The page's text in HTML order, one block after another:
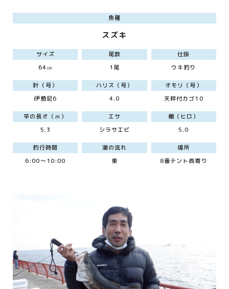
魚種
スズキ
サイズ
64㎝
尾数
1尾
仕掛
ウキ釣り
針（号）
伊勢尼6
ハリス（号）
4.0
オモリ（号）
天秤付カゴ10
竿の長さ（ｍ）
5.3
エサ
シラサエビ
棚（ヒロ）
5.0
釣行時間
6:00～10:00
潮の流れ
東
場所
8番テント西寄り